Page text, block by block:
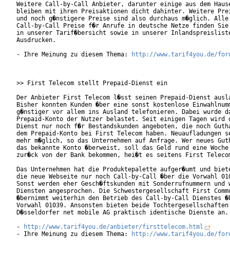
Weitere Call-by-Call Anbieter, darunter einige aus dem
bleiben mit ihren Preisaktionen dicht dahinter. Weitere
und noch g�nstigere Preise sind also durchaus m�glich.
Call-by-Call Preise f�r Anrufe in deutsche Netze finden Sie
in unserer Tarif�bersicht sowie in unserer
Ausdrucken.
- Ihre Meinung zu diesem Thema:
http://www.tarif4you.de/
>> First Telecom stellt Prepaid-Dienst ein
Der Anbieter First Telecom l�sst seinen Prepaid-Dienst
Bisher konnten Kunden �ber eine sonst kostenlose
g�nstiger vor allem ins Ausland telefonieren. Dabei wurde
Prepaid-Konto der Nutzer belastet. Seit einigen Tagen wird
Dienst nur noch f�r Bestandskunden angeboten, die noch
dem Prepaid-Konto bei First Telecom haben. Neuaufladungen
mehr m�glich, so das Unternehmen auf Anfrage. Wer neues
das bekannte Konto �berweist, soll das Geld rund eine
zur�ck von der Bank bekommen, hei�t es seitens First
Das Unternehmen hat die Produktepalette aufger�umt und
die neue Webseite nur noch Call-by-Call �ber die Vorwahl
Sonst werden eher Gesch�ftskunden mit Sonderrufnummern und
Diensten angesprochen. Die Schwestergesellschaft First
�bernimmt weiterhin den Betrieb des Call-by-Call Dienstes
Vorwahl 01039. Ansonsten bieten beide
D�sseldorfer net mobile AG praktisch identische
-
http://www.tarif4you.de/anbieter/firsttelecom.html
- Ihre Meinung zu diesem Thema:
http://www.tarif4you.de/